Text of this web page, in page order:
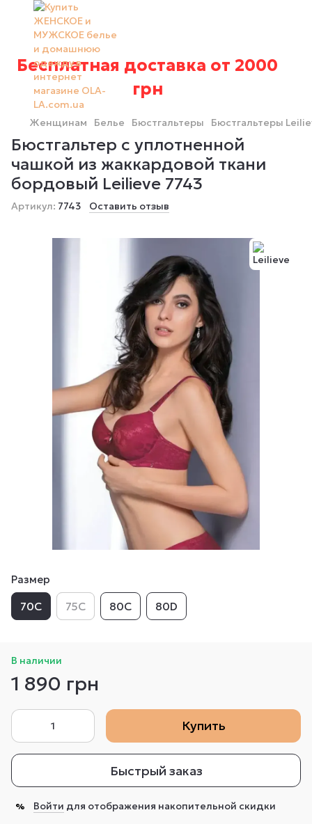
Бесплатная доставка от 2000
грн
Женщинам Белье Бюстгальтеры Бюстгальтеры
Бюстгальтер с уплотненной
чашкой из жаккардовой ткани
бордовый Leilieve 7743
Артикул: 7743 Оставить отзыв
Размер
70C 75C 80C 80D
В наличии
1 890 грн
Купить
Быстрый заказ
% Войти для отображения накопительной скидки